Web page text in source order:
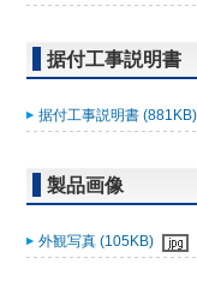
据付工事説明書
据付工事説明書 (881KB)
製品画像
外観写真 (105KB)